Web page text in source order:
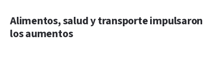
Alimentos, salud y transporte impulsaron
los aumentos